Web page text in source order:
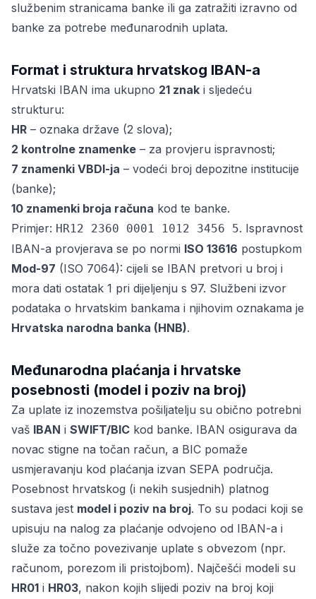
službenim stranicama banke ili ga zatražiti izravno od
banke za potrebe međunarodnih uplata.
Format i struktura hrvatskog IBAN-a
Hrvatski IBAN ima ukupno 21 znak i sljedeću
strukturu:
HR – oznaka države (2 slova);
2 kontrolne znamenke – za provjeru ispravnosti;
7 znamenki VBDI-ja – vodeći broj depozitne institucije
(banke);
10 znamenki broja računa kod te banke.
Primjer: HR12 2360 0001 1012 3456 5. Ispravnost
IBAN-a provjerava se po normi ISO 13616 postupkom
Mod-97 (ISO 7064): cijeli se IBAN pretvori u broj i
mora dati ostatak 1 pri dijeljenju s 97. Službeni izvor
podataka o hrvatskim bankama i njihovim oznakama je
Hrvatska narodna banka (HNB).
Međunarodna plaćanja i hrvatske
posebnosti (model i poziv na broj)
Za uplate iz inozemstva pošiljatelju su obično potrebni
vaš IBAN i SWIFT/BIC kod banke. IBAN osigurava da
novac stigne na točan račun, a BIC pomaže
usmjeravanju kod plaćanja izvan SEPA područja.
Posebnost hrvatskog (i nekih susjednih) platnog
sustava jest model i poziv na broj. To su podaci koji se
upisuju na nalog za plaćanje odvojeno od IBAN-a i
služe za točno povezivanje uplate s obvezom (npr.
računom, porezom ili pristojbom). Najčešći modeli su
HR01 i HR03, nakon kojih slijedi poziv na broj koji